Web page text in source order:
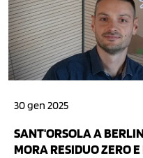
30 gen 2025
SANT'ORSOLA A
MORA RESIDUO ZERO